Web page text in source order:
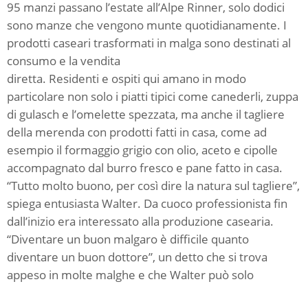
95 manzi passano l’estate all’Alpe Rinner, solo dodici
sono manze che vengono munte quotidianamente. I
prodotti caseari trasformati in malga sono destinati al
consumo e la vendita
diretta. Residenti e ospiti qui amano in modo
particolare non solo i piatti tipici come canederli, zuppa
di gulasch e l’omelette spezzata, ma anche il tagliere
della merenda con prodotti fatti in casa, come ad
esempio il formaggio grigio con olio, aceto e cipolle
accompagnato dal burro fresco e pane fatto in casa.
“Tutto molto buono, per così dire la natura sul tagliere”,
spiega entusiasta Walter. Da cuoco professionista fin
dall’inizio era interessato alla produzione casearia.
“Diventare un buon malgaro è difficile quanto
diventare un buon dottore”, un detto che si trova
appeso in molte malghe e che Walter può solo